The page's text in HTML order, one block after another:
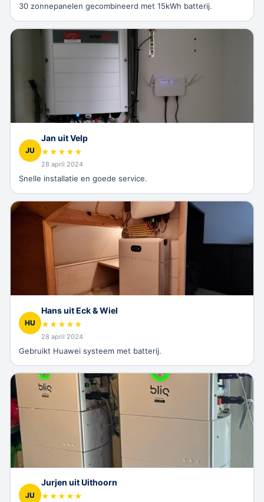
30 zonnepanelen gecombineerd met 15kWh batterij.
JU
Jan uit Velp
★★★★★
28 april 2024
Snelle installatie en goede service.
HU
Hans uit Eck & Wiel
★★★★★
28 april 2024
Gebruikt Huawei systeem met batterij.
JU
Jurjen uit Uithoorn
★★★★★